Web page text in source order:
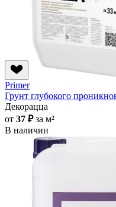
Primer
Грунт глубокого
Декорацца
от 37 ₽за м²
В наличии